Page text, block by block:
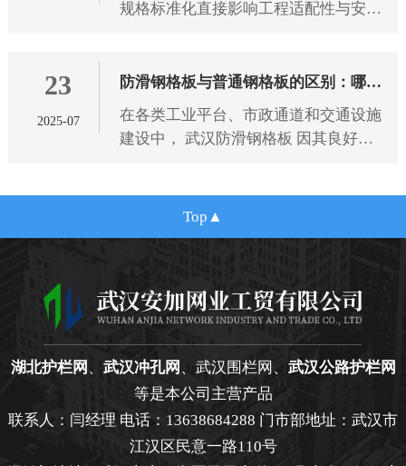
规格标准化直接影响工程适配性与安全
规范，为选型提供专业依据。
23
2025-07
防滑钢格板与普通钢格板的区别：哪种
更适合您的项目需求？
在各类工业平台、市政通道和交通设施
建设中， 武汉防滑钢格板 因其良好的
格板，防滑钢格板在设计细节
Top
湖北护栏网 、 武汉冲孔网 、武汉围栏网、 武汉公路护栏网
等是本公司主营产品
联系人：闫经理 电话：13638684288 门市部地址：武汉市
江汉区民意一路110号